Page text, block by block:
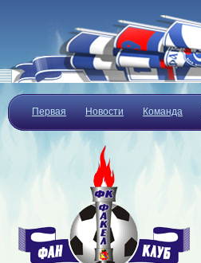
Первая Новости Команда